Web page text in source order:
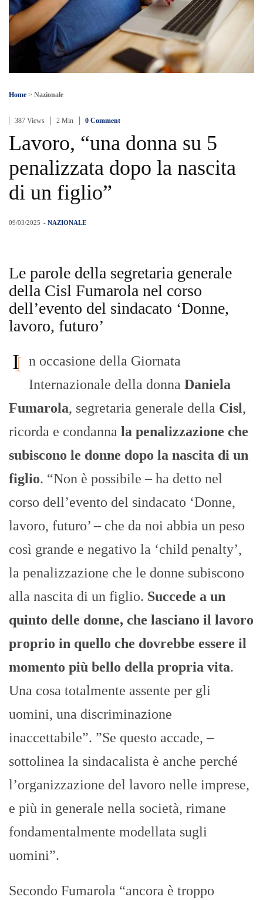
Home > Nazionale
387 Views 2 Min 0 Comment
Lavoro, “una donna su 5
penalizzata dopo la nascita
di un figlio”
- NAZIONALE
09/03/2025
Le parole della segretaria generale
della Cisl Fumarola nel corso
dell’evento del sindacato ‘Donne,
lavoro, futuro’
I
n occasione della Giornata
Internazionale della donna Daniela
Fumarola, segretaria generale della Cisl,
ricorda e condanna la penalizzazione che
subiscono le donne dopo la nascita di un
figlio. “Non è possibile – ha detto nel
corso dell’evento del sindacato ‘Donne,
lavoro, futuro’ – che da noi abbia un peso
così grande e negativo la ‘child penalty’,
la penalizzazione che le donne subiscono
alla nascita di un figlio. Succede a un
quinto delle donne, che lasciano il lavoro
proprio in quello che dovrebbe essere il
momento più bello della propria vita.
Una cosa totalmente assente per gli
uomini, una discriminazione
inaccettabile”. ”Se questo accade, –
sottolinea la sindacalista è anche perché
l’organizzazione del lavoro nelle imprese,
e più in generale nella società, rimane
fondamentalmente modellata sugli
uomini”.
Secondo Fumarola “ancora è troppo